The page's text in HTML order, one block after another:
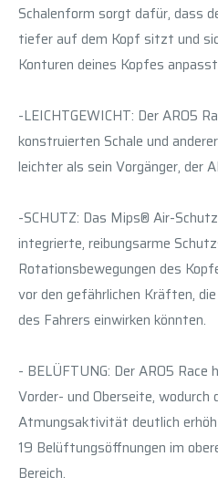
Schalenform sorgt dafür, dass
tiefer auf dem Kopf sitzt und
Konturen deines Kopfes
-LEICHTGEWICHT: Der ARO5
konstruierten Schale und
leichter als sein Vorgänger, der
-SCHUTZ: Das Mips® Air-
integrierte, reibungsarme
Rotationsbewegungen des
vor den gefährlichen Kräften,
des Fahrers einwirken könnten.
- BELÜFTUNG: Der ARO5
Vorder- und Oberseite,
Atmungsaktivität deutlich
19 Belüftungsöffnungen im
Bereich.